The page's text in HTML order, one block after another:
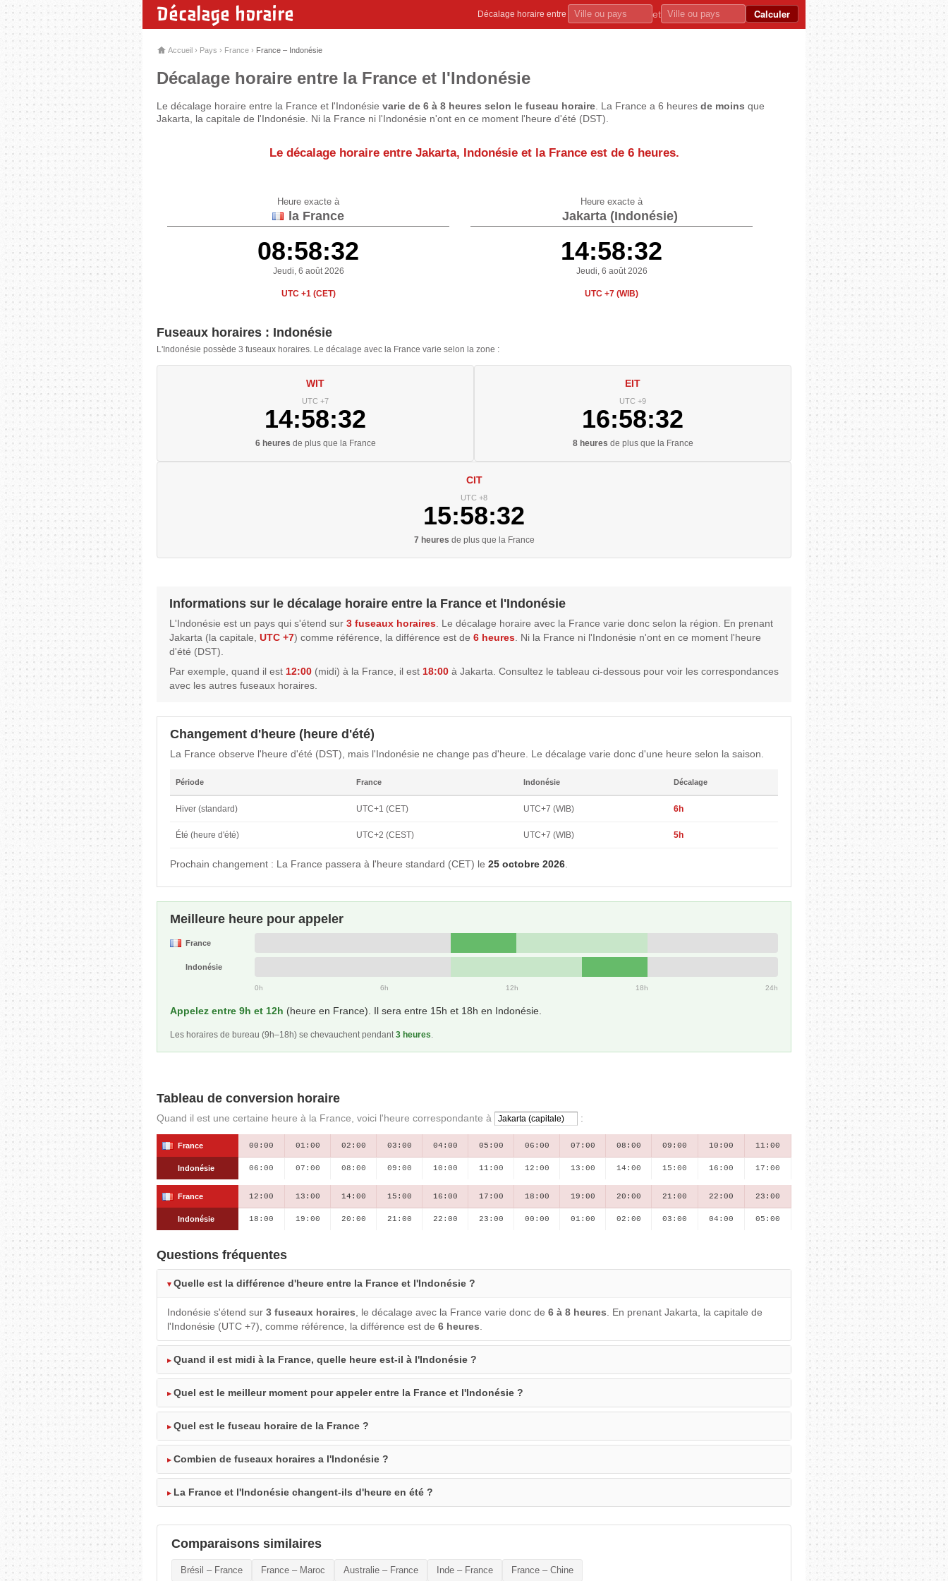
Décalage horaire Décalage horaire entre et Calculer
Accueil › Pays › France › France – Indonésie
Décalage horaire entre la France et l'Indonésie
Le décalage horaire entre la France et l'Indonésie varie de 6 à 8 heures selon le fuseau horaire . La France a 6 heures de moins que
Jakarta, la capitale de l'Indonésie. Ni la France ni l'Indonésie n'ont en ce moment l'heure d'été (DST).
Le décalage horaire entre Jakarta, Indonésie et la France est de 6 heures.
Heure exacte à
la France
08:58:33
Jeudi, 6 août 2026
UTC +1 (CET)
Heure exacte à
Jakarta (Indonésie)
14:58:33
Jeudi, 6 août 2026
UTC +7 (WIB)
Fuseaux horaires : Indonésie
L'Indonésie possède 3 fuseaux horaires. Le décalage avec la France varie selon la zone :
WIT
UTC +7
14:58:33
6 heures de plus que la France
EIT
UTC +9
16:58:33
8 heures de plus que la France
CIT
UTC +8
15:58:33
7 heures de plus que la France
Informations sur le décalage horaire entre la France et l'Indonésie
L'Indonésie est un pays qui s'étend sur 3 fuseaux horaires . Le décalage horaire avec la France varie donc selon la région. En prenant
Jakarta (la capitale, UTC +7) comme référence, la différence est de 6 heures . Ni la France ni l'Indonésie n'ont en ce moment l'heure
d'été (DST).
Par exemple, quand il est 12:00 (midi) à la France, il est 18:00 à Jakarta. Consultez le tableau ci-dessous pour voir les correspondances
avec les autres fuseaux horaires.
Changement d'heure (heure d'été)
La France observe l'heure d'été (DST), mais l'Indonésie ne change pas d'heure. Le décalage varie donc d'une heure selon la saison.
Période France Indonésie Décalage
Hiver (standard) UTC+1 (CET) UTC+7 (WIB) 6h
Été (heure d'été) UTC+2 (CEST) UTC+7 (WIB) 5h
Prochain changement : La France passera à l'heure standard (CET) le 25 octobre 2026
Meilleure heure pour appeler
France
Indonésie
0h 6h 12h 18h 24h
Appelez entre 9h et 12h (heure en France). Il sera entre 15h et 18h en Indonésie.
Les horaires de bureau (9h–18h) se chevauchent pendant3 heures.
Tableau de conversion horaire
Quand il est une certaine heure à la France, voici l'heure correspondante à :
France 00:00 01:00 02:00 03:00 04:00 05:00 06:00 07:00 08:00 09:00 10:00 11:00
Indonésie 06:00 07:00 08:00 09:00 10:00 11:00 12:00 13:00 14:00 15:00 16:00 17:00
France 12:00 13:00 14:00 15:00 16:00 17:00 18:00 19:00 20:00 21:00 22:00 23:00
Indonésie 18:00 19:00 20:00 21:00 22:00 23:00 00:00 01:00 02:00 03:00 04:00 05:00
Questions fréquentes
Quelle est la différence d'heure entre la France et l'Indonésie ?
Indonésie s'étend sur 3 fuseaux horaires , le décalage avec la France varie donc de 6 à 8 heures . En prenant Jakarta, la capitale de
l'Indonésie (UTC +7), comme référence, la différence est de 6 heures
Quand il est midi à la France, quelle heure est-il à l'Indonésie ?
Quel est le meilleur moment pour appeler entre la France et l'Indonésie ?
Quel est le fuseau horaire de la France ?
Combien de fuseaux horaires a l'Indonésie ?
La France et l'Indonésie changent-ils d'heure en été ?
Comparaisons similaires
Brésil – France France – Maroc Australie – France Inde – France France – Chine